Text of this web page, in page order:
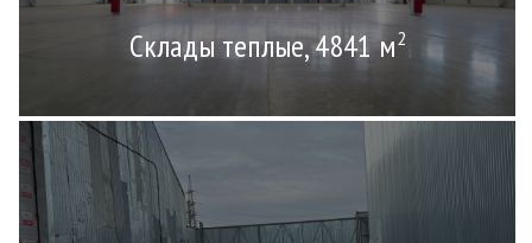
Склады теплые, 4841 м2